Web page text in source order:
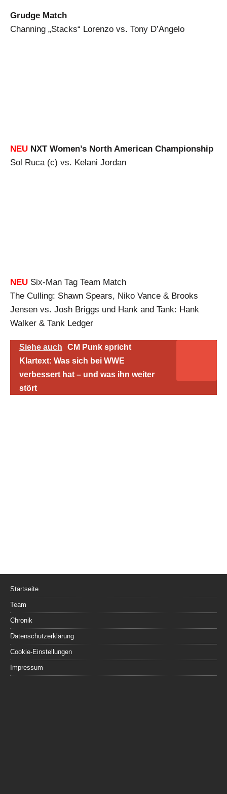
Grudge Match
Channing „Stacks“ Lorenzo vs. Tony D’Angelo
NEU NXT Women’s North American Championship
Sol Ruca (c) vs. Kelani Jordan
NEU Six-Man Tag Team Match
The Culling: Shawn Spears, Niko Vance & Brooks
Jensen vs. Josh Briggs und Hank and Tank: Hank
Walker & Tank Ledger
Siehe auch
CM Punk spricht
Klartext: Was sich bei WWE
verbessert hat – und was ihn weiter
stört
Startseite
Team
Chronik
Datenschutzerklärung
Cookie-Einstellungen
Impressum